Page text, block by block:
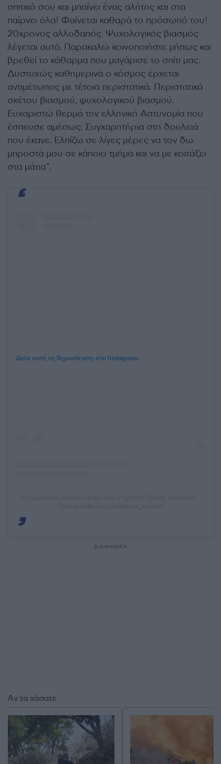
σπιτικό σου και μπαίνει ένας αλήτης και στα
παίρνει όλα! Φαίνεται καθαρά το πρόσωπό του!
20χρονος αλλοδαπός. Ψυχολογικός βιασμός
λέγεται αυτό. Παρακαλώ κοινοποιήστε μήπως και
βρεθεί το κάθαρμα που μαγάρισε το σπίτι μας.
Δυστυχώς καθημερινά ο κόσμος έρχεται
αντιμέτωπος με τέτοια περιστατικά. Περιστατικά
σκέτου βιασμού, ψυχολογικού βιασμού.
Ευχαριστώ θερμά την ελληνική Αστυνομία που
έσπευσε αμέσως. Συγχαρητήρια στη δουλειά
που έκανε. Ελπίζω σε λίγες μέρες να τον δω
μπροστά μου σε κάποιο τμήμα και να με κοιτάξει
στα μάτια”.
Δείτε αυτή τη δημοσίευση στο Instagram.
ΔΙΑΦΗΜΙΣΗ
Αν τα χάσατε